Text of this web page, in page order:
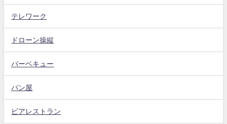
テレワーク
ドローン操縦
バーベキュー
パン屋
ビアレストラン